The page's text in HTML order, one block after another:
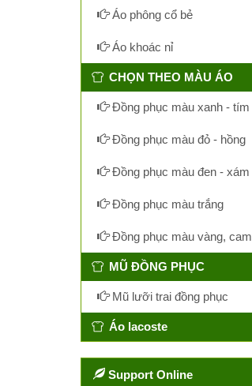
Áo phông cổ bẻ
Áo khoác nỉ
CHỌN THEO MÀU ÁO
Đồng phục màu xanh - tím
Đồng phục màu đỏ - hồng
Đồng phục màu đen - xám
Đồng phục màu trắng
Đồng phục màu vàng, cam
MŨ ĐỒNG PHỤC
Mũ lưỡi trai đồng phục
Áo lacoste
Support Online